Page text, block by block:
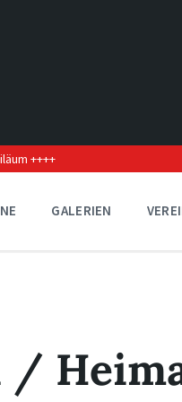
++++
GALERIEN